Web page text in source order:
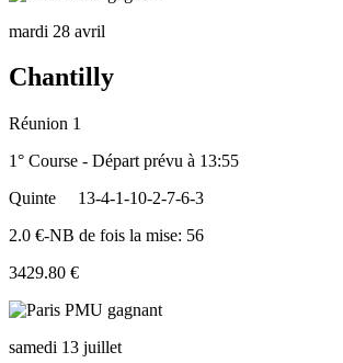
mardi 28 avril
Chantilly
Réunion 1
1° Course - Départ prévu à 13:55
Quinte
13-4-1-10-2-7-6-3
2.0 €-NB de fois la mise: 56
3429.80 €
samedi 13 juillet